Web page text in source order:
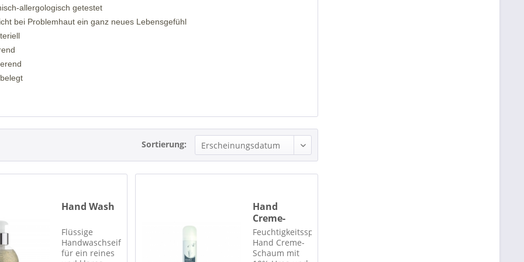
allergologisch getestet
bei Problemhaut ein ganz neues Lebensgefühl
Sortierung:
Hand Wash
Flüssige
Handwaschseife
für ein reines
Hand
Creme-
Schaum
MicroSilver
Feuchtigkeitsspendender
Hand Creme-
Schaum mit